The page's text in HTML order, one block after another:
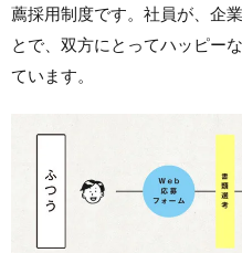
薦採用制度です。社員が、企
とで、双方にとってハッピー
ています。